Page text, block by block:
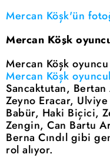
Mercan Köşk'ün
Mercan Köşk
Mercan Köşk
Mercan Köşk
Sancaktutan,
Zeyno Eracar,
Babür, Haki Biçici,
Zengin, Can Bartu
Berna Cındıl gibi
rol alıyor.